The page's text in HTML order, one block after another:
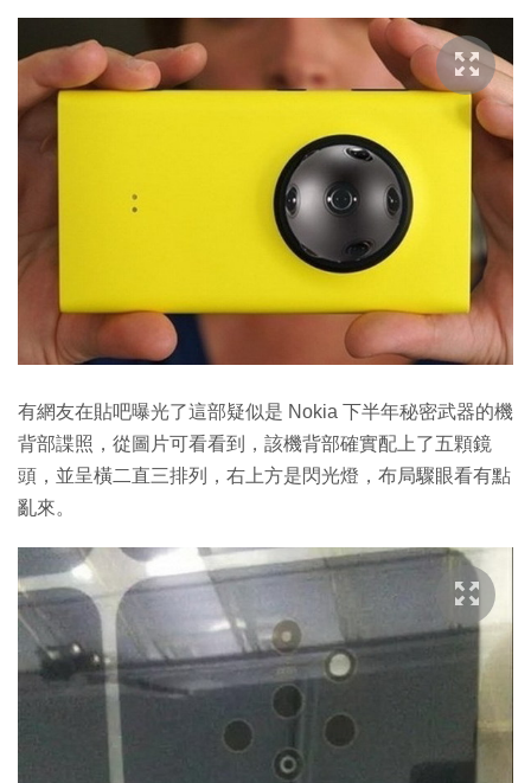
有網友在貼吧曝光了這部疑似是 Nokia 下半年秘密武器的機
背部諜照，從圖片可看看到，該機背部確實配上了五顆鏡
頭，並呈橫二直三排列，右上方是閃光燈，布局驟眼看有點
亂來。